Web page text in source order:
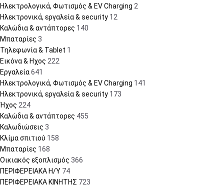
Ηλεκτρολογικά, Φωτισμός & EV Charging 2
Ηλεκτρονικά, εργαλεία & security 12
Καλώδια & αντάπτορες 140
Μπαταρίες 3
Τηλεφωνία & Tablet 1
Εικόνα & Ηχος 222
Εργαλεία641
Ηλεκτρολογικά, Φωτισμός & EV Charging 141
Ηλεκτρονικά, εργαλεία & security 173
Ήχος 224
Καλώδια & αντάπτορες 455
Καλωδιώσεις 3
Κλίμα σπιτιού 158
Μπαταρίες 168
Οικιακός εξοπλισμός 366
ΠΕΡΙΦΕΡΕΙΑΚΑ Η/Υ 74
ΠΕΡΙΦΕΡΕΙΑΚΑ ΚΙΝΗΤΗΣ 723